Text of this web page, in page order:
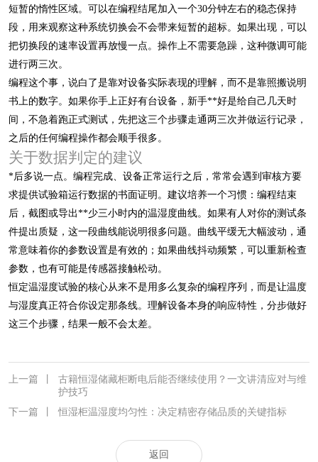
短暂的惰性区域。可以在编程结尾加入一个30分钟左右的稳态保持
段，用来观察这种系统切换会不会带来短暂的超标。如果出现，可以
把切换段的速率设置再放慢一点。操作上不需要急躁，这种微调可能
进行两三次。
编程这个事，说白了是靠对设备实际表现的理解，而不是靠照搬说明
书上的数字。如果你手上正好有台设备，新手**好是给自己几天时
间，不急着跑正式测试，先把这三个步骤走通两三次并做运行记录，
之后的任何编程操作都会顺手很多。
关于数据判定的建议
*后多说一点。编程完成、设备正常运行之后，常常会遇到审核方要
求提供试验箱运行数据的书面证明。建议培养一个习惯：编程结束
后，截图或导出**少三小时内的温湿度曲线。如果有人对你的测试条
件提出质疑，这一段曲线能说明很多问题。曲线平缓无大幅波动，通
常意味着你的参数设置是有效的；如果曲线抖动频繁，可以重新检查
参数，也有可能是传感器接触松动。
恒定温湿度试验的核心从来不是用多么复杂的编程序列，而是让温度
与湿度真正符合你设定那条线。理解设备本身的响应特性，分步做好
这三个步骤，结果一般不会太差。
上一篇
古籍恒湿储藏柜断电后能否继续使用？一文讲清应对与维
护技巧
下一篇
恒湿柜温湿度均匀性：决定精密存储品质的关键指标
返回